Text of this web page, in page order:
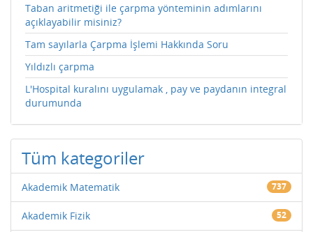
Taban aritmetiği ile çarpma yönteminin adımlarını
açıklayabilir misiniz?
Tam sayılarla Çarpma İşlemi Hakkında Soru
Yıldızlı çarpma
L'Hospital kuralını uygulamak , pay ve paydanın integral
durumunda
Tüm kategoriler
Akademik Matematik 737
Akademik Fizik 52